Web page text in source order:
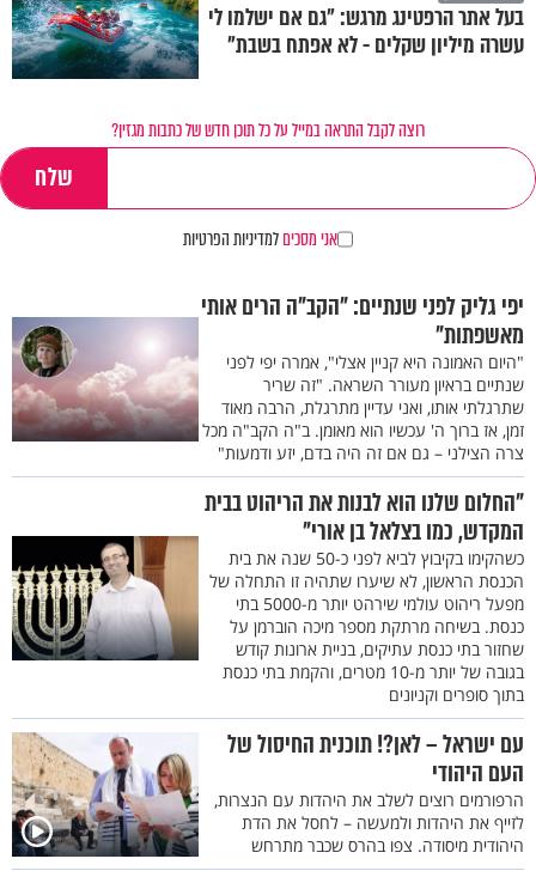
בעל אתר הרפטינג מרגש: "גם אם ישלמו לי
עשרה מיליון שקלים - לא אפתח בשבת"
רוצה לקבל התראה במייל על כל תוכן חדש של כתבות מגזין?
אני מסכיםלמדיניות הפרטיות
יפי גליק לפני שנתיים: "הקב"ה הרים אותי
מאשפתות"
"היום האמונה היא קניין אצלי", אמרה יפי לפני
שנתיים בראיון מעורר השראה. "זה שריר
שתרגלתי אותו, ואני עדיין מתרגלת, הרבה מאוד
זמן, אז ברוך ה' עכשיו הוא מאומן. ב"ה הקב"ה מכל
צרה הצילני – גם אם זה היה בדם, יזע ודמעות"
"החלום שלנו הוא לבנות את הריהוט בבית
המקדש, כמו בצלאל בן אורי"
כשהקימו בקיבוץ לביא לפני כ-50 שנה את בית
הכנסת הראשון, לא שיערו שתהיה זו התחלה של
מפעל ריהוט עולמי שירהט יותר מ-5000 בתי
כנסת. בשיחה מרתקת מספר מיכה הוברמן על
שחזור בתי כנסת עתיקים, בניית ארונות קודש
בגובה של יותר מ-10 מטרים, והקמת בתי כנסת
בתוך סופרים וקניונים
עם ישראל – לאן?! תוכנית החיסול של
העם היהודי
הרפורמים רוצים לשלב את היהדות עם הנצרות,
לזייף את היהדות ולמעשה – לחסל את הדת
היהודית מיסודה. צפו בהרס שכבר מתרחש